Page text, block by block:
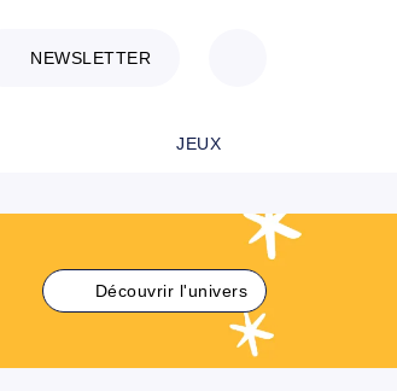
NEWSLETTER
JEUX
Découvrir l'univers